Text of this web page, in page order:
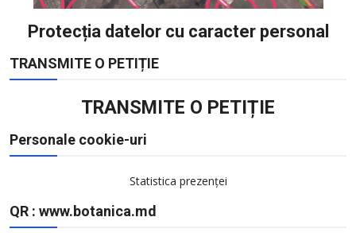
Protecția datelor cu caracter personal
TRANSMITE O PETIȚIE
TRANSMITE O PETIȚIE
Personale cookie-uri
Statistica prezenței
QR : www.botanica.md